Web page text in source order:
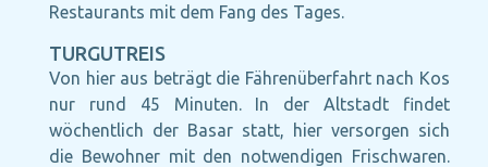
Restaurants mit dem Fang des Tages.
TURGUTREIS
Von hier aus beträgt die Fährenüberfahrt nach Kos
nur rund 45 Minuten. In der Altstadt findet
wöchentlich der Basar statt, hier versorgen sich
die Bewohner mit den notwendigen Frischwaren.